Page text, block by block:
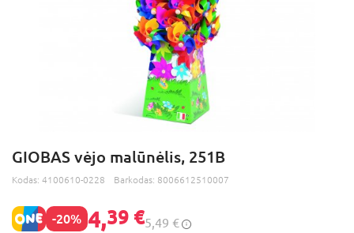
GIOBAS vėjo malūnėlis, 251B
Kodas: 4100610-0228 Barkodas: 8006612510007
-20% 4,39 €5,49 €